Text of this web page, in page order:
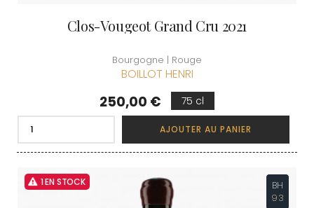
Clos-Vougeot Grand Cru 2021
Bourgogne | Rouge
BOILLOT HENRI
Prix
250,00 € 75 cl
AJOUTER AU PANIER
1 EN STOCK
BH
93